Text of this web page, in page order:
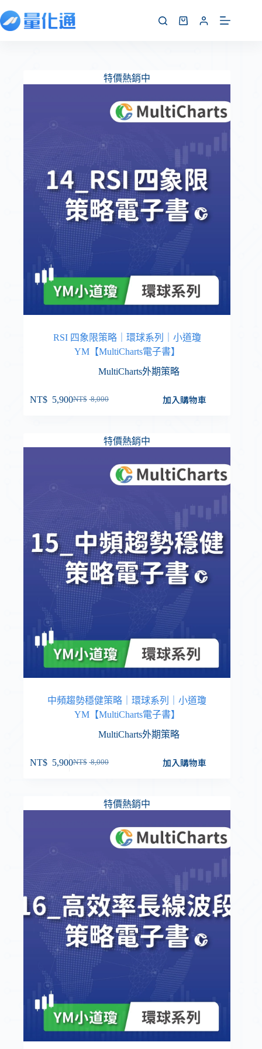
特價熱銷中
RSI 四象限策略｜環球系列｜小道瓊
YM【MultiCharts電子書】
MultiCharts外期策略
NT$ 8,000
NT$ 5,900 加入購物車
特價熱銷中
中頻趨勢穩健策略｜環球系列｜小道瓊
YM【MultiCharts電子書】
MultiCharts外期策略
NT$ 8,000
NT$ 5,900 加入購物車
特價熱銷中